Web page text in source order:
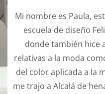
Mi nombre es Paula,
escuela de diseño
donde también hice
relativas a la moda
del color aplicada a la
me trajo a Alcalá de